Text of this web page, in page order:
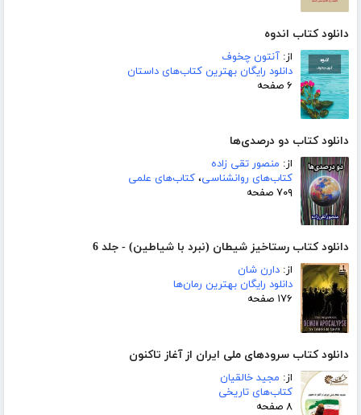
دانلود کتاب اندوه
از: آنتون چخوف
دانلود رایگان بهترین کتاب‌های داستان
۶ صفحه
دانلود کتاب دو درصدی‌ها
از: منصور تقی زاده
کتاب‌های روانشناسی، کتاب‌های علمی
۷۰۹ صفحه
دانلود کتاب رستاخیز شیطان (نبرد با شیاطین) - جلد 6
از: دارن شان
دانلود رایگان بهترین رمان‌ها
۱۷۶ صفحه
دانلود کتاب سرود‌های ملی ایران از آغاز تاکنون
از: مجید خالقیان
کتاب‌های تاریخی
۸ صفحه